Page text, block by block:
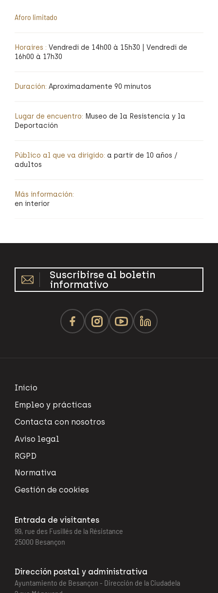
Aforo limitado
Horaires : Vendredi de 14h00 à 15h30 | Vendredi de
16h00 à 17h30
Duración: Aproximadamente 90 minutos
Lugar de encuentro: Museo de la Resistencia y la
Deportación
Público al que va dirigido: a partir de 10 años /
adultos
Más información:
en interior
Suscribirse al boletín
informativo
Inicio
Empleo y prácticas
Contacta con nosotros
Aviso legal
RGPD
Normativa
Gestión de cookies
Entrada de visitantes
99, rue des Fusillés de la Résistance
25000 Besançon
Dirección postal y administrativa
Ayuntamiento de Besançon - Dirección de la Ciudadela